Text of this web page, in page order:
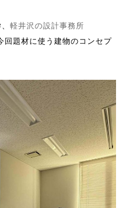
、軽井沢の設計事務所
回題材に使う建物のコンセプ